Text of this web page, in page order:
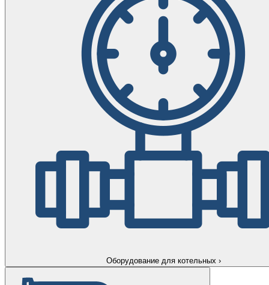
Оборудование для котельных ›